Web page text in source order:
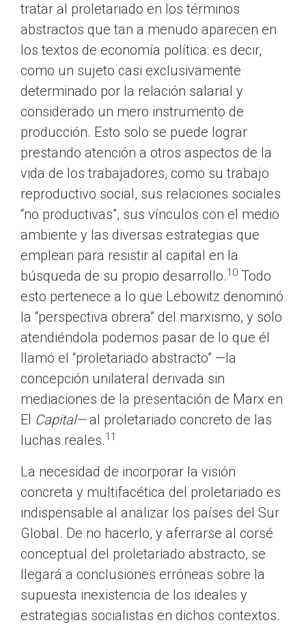
tratar al proletariado en los términos
abstractos que tan a menudo aparecen en
los textos de economía política: es decir,
como un sujeto casi exclusivamente
determinado por la relación salarial y
considerado un mero instrumento de
producción. Esto solo se puede lograr
prestando atención a otros aspectos de la
vida de los trabajadores, como su trabajo
reproductivo social, sus relaciones sociales
“no productivas”, sus vínculos con el medio
ambiente y las diversas estrategias que
emplean para resistir al capital en la
búsqueda de su propio desarrollo.10 Todo
esto pertenece a lo que Lebowitz denominó
la “perspectiva obrera” del marxismo, y solo
atendiéndola podemos pasar de lo que él
llamó el “proletariado abstracto” —la
concepción unilateral derivada sin
mediaciones de la presentación de Marx en
El Capital—al proletariado concreto de las
luchas reales.11
La necesidad de incorporar la visión
concreta y multifacética del proletariado es
indispensable al analizar los países del Sur
Global. De no hacerlo, y aferrarse al corsé
conceptual del proletariado abstracto, se
llegará a conclusiones erróneas sobre la
supuesta inexistencia de los ideales y
estrategias socialistas en dichos contextos.